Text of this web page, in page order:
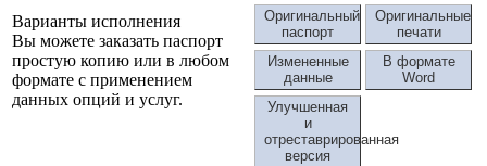
Варианты исполнения
Вы можете заказать паспорт
простую копию или в любом
формате с применением
данных опций и услуг.
Оригинальный
паспорт
Оригинальные
печати
Измененные
данные
В формате
Word
Улучшенная
и
отреставрированная
версия